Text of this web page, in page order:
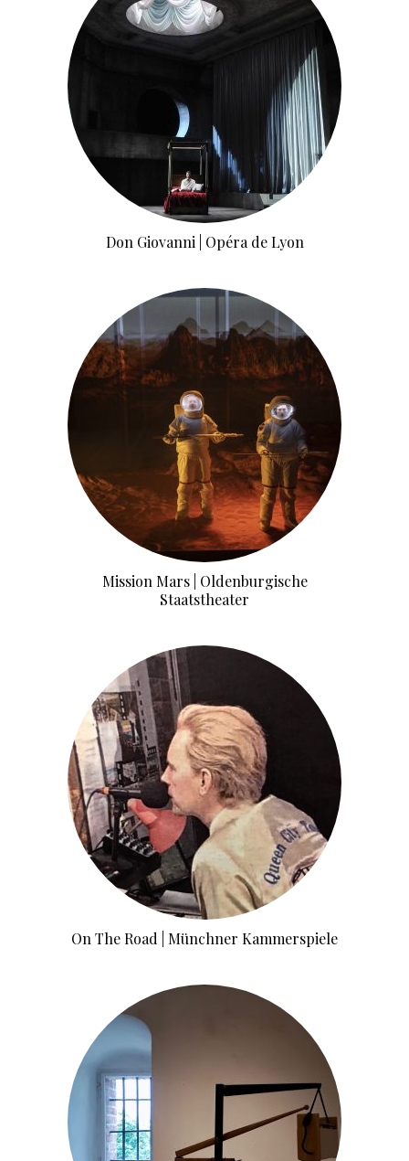
Don Giovanni | Opéra de Lyon
Mission Mars | Oldenburgische
Staatstheater
On The Road | Münchner Kammerspiele